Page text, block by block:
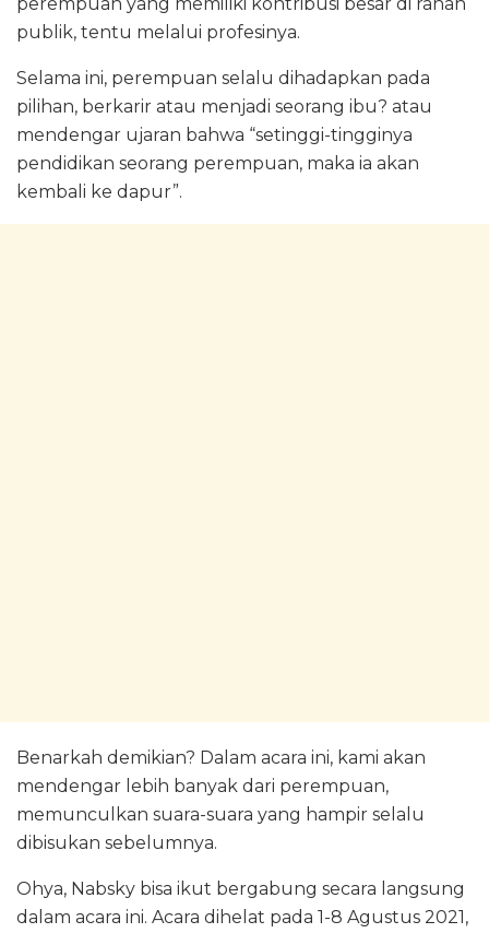
publik, tentu melalui profesinya.
Selama ini, perempuan selalu dihadapkan pada
pilihan, berkarir atau menjadi seorang ibu? atau
mendengar ujaran bahwa “setinggi-tingginya
pendidikan seorang perempuan, maka ia akan
kembali ke dapur”.
Benarkah demikian? Dalam acara ini, kami akan
mendengar lebih banyak dari perempuan,
memunculkan suara-suara yang hampir selalu
dibisukan sebelumnya.
Ohya, Nabsky bisa ikut bergabung secara langsung
dalam acara ini. Acara dihelat pada 1-8 Agustus 2021,